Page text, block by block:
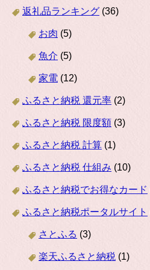
返礼品ランキング (36)
お肉 (5)
魚介 (5)
家電 (12)
ふるさと納税 還元率 (2)
ふるさと納税 限度額 (3)
ふるさと納税 計算 (1)
ふるさと納税 仕組み (10)
ふるさと納税でお得なカード
ふるさと納税ポータルサイト
さとふる (3)
楽天ふるさと納税 (1)